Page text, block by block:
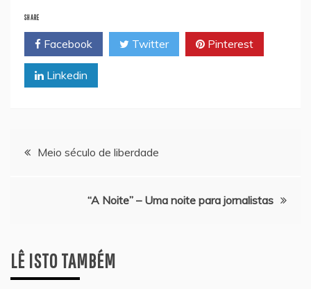
SHARE
Facebook Twitter Pinterest
Linkedin
Navegação
Meio século de liberdade
“A Noite” – Uma noite para jornalistas
LÊ ISTO TAMBÉM